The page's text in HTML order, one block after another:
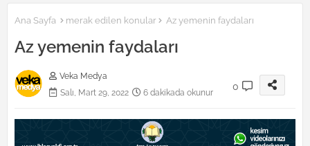
Ana Sayfa merak edilen konular Az yemenin faydaları
Az yemenin faydaları
Veka Medya
Salı, Mart 29, 2022
6 dakikada okunur
0